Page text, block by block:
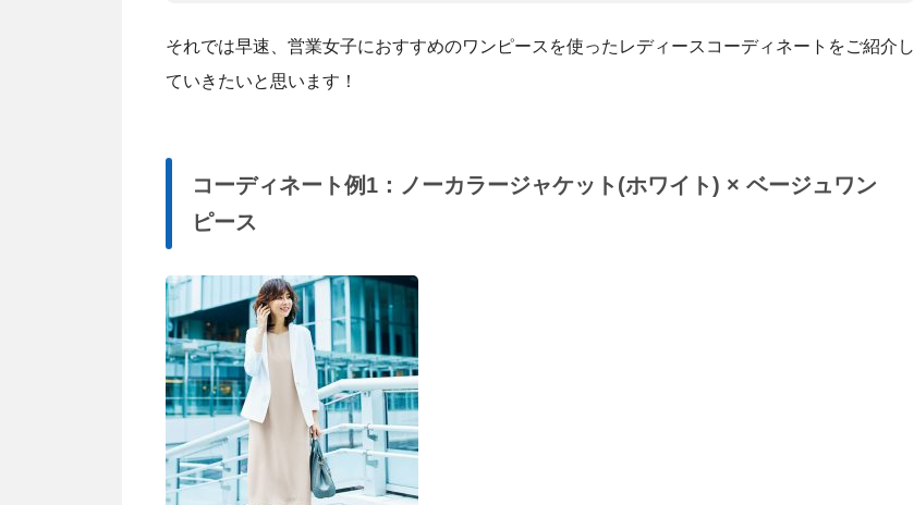
それでは早速、営業女子におすすめのワンピースを使ったレディースコーディネートをご紹介し
ていきたいと思います！
コーディネート例1：ノーカラージャケット(ホワイト) × ベージュワン
ピース